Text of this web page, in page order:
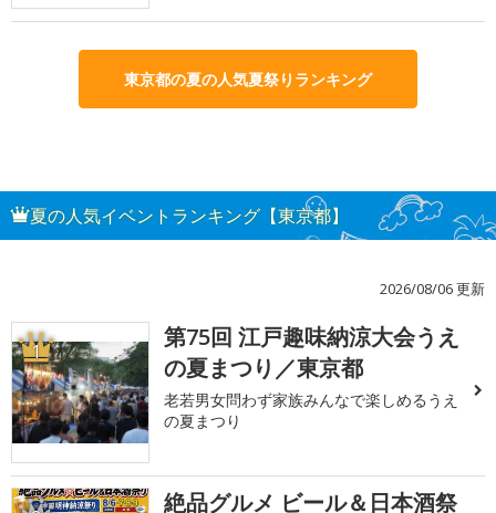
東京都の夏の人気夏祭りランキング
夏の人気イベントランキング【東京都】
2026/08/06 更新
1
第75回 江戸趣味納涼大会うえ
の夏まつり／東京都
老若男女問わず家族みんなで楽しめるうえ
の夏まつり
絶品グルメ ビール＆日本酒祭